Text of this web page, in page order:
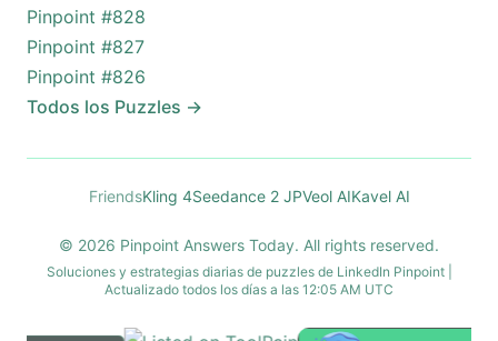
Pinpoint #828
Pinpoint #827
Pinpoint #826
Todos los Puzzles →
FriendsKling 4Seedance 2 JPVeol AIKavel AI
© 2026 Pinpoint Answers Today. All rights reserved.
Soluciones y estrategias diarias de puzzles de LinkedIn Pinpoint |
Actualizado todos los días a las 12:05 AM UTC